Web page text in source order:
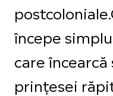
începe
care
prințesei